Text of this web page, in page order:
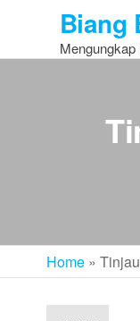
the
Biang
Home »